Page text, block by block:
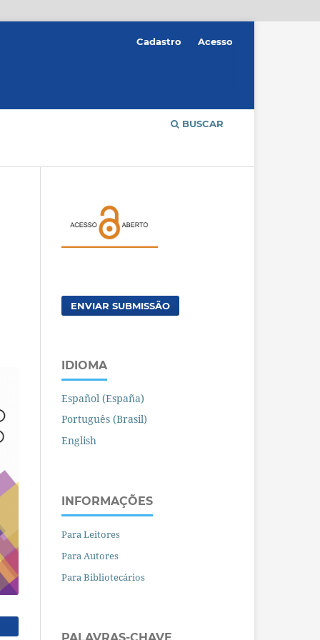
BUSCAR
Cadastro Acesso
ENVIAR SUBMISSÃO
IDIOMA
Español (España)
Português (Brasil)
English
INFORMAÇÕES
Para Leitores
Para Autores
Para Bibliotecários